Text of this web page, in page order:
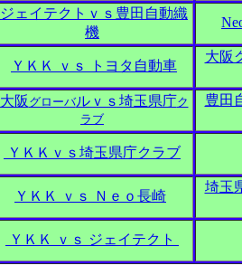
ジェイテクトｖｓ豊田自動織
機
ＹＫＫ ｖｓ トヨタ自動車
大阪
大阪 グローバルｖｓ埼玉県庁ク
ラブ
豊田
ＹＫＫｖｓ埼玉県庁クラブ
ＹＫＫ ｖｓ Ｎｅｏ長崎
埼玉
ＹＫＫ ｖｓ ジェイテクト